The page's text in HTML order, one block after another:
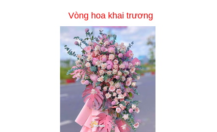
Vòng hoa khai trương